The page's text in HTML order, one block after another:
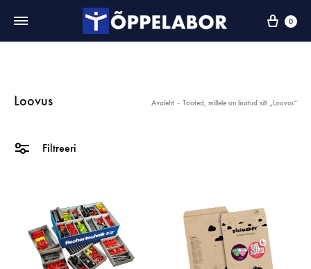
0
Loovus Avaleht - Tooted, millele on lisatud silt „Loovus“
Filtreeri